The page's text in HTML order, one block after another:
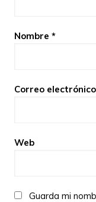
Nombre *
Correo electrónico
Web
Guarda mi